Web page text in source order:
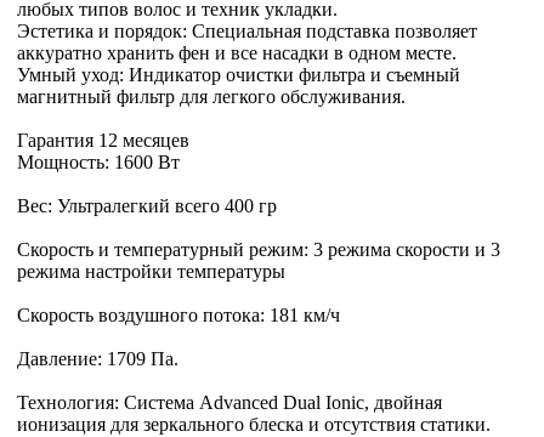
любых типов волос и техник укладки.
Эстетика и порядок: Специальная подставка позволяет
аккуратно хранить фен и все насадки в одном месте.
Умный уход: Индикатор очистки фильтра и съемный
магнитный фильтр для легкого обслуживания.
Гарантия 12 месяцев
Мощность: 1600 Вт
Вес: Ультралегкий всего 400 гр
Скорость и температурный режим: 3 режима скорости и 3
режима настройки температуры
Скорость воздушного потока: 181 км/ч
Давление: 1709 Па.
Технология: Система Advanced Dual Ionic, двойная
ионизация для зеркального блеска и отсутствия статики.